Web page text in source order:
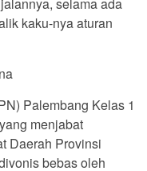
selama ada
kaku-nya aturan
Palembang Kelas 1
menjabat
Daerah Provinsi
bebas oleh